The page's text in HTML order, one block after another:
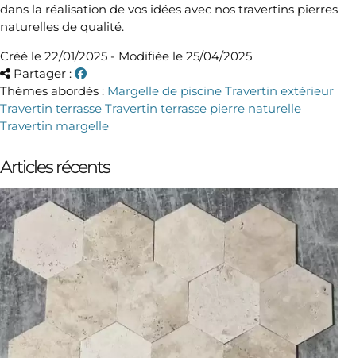
dans la réalisation de vos idées avec nos travertins pierres
naturelles de qualité.
Créé le 22/01/2025 - Modifiée le 25/04/2025
Partager :
Thèmes abordés : Margelle de piscine Travertin extérieur
Travertin terrasse Travertin terrasse pierre naturelle
Travertin margelle
Articles récents